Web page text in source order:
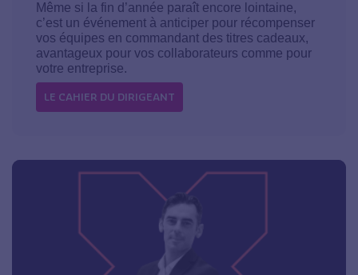
Même si la fin d’année paraît encore lointaine,
c’est un événement à anticiper pour récompenser
vos équipes en commandant des titres cadeaux,
avantageux pour vos collaborateurs comme pour
votre entreprise.
LE CAHIER DU DIRIGEANT